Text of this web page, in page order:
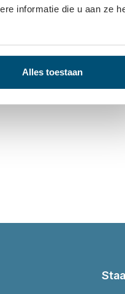
informatie die u aan ze
Alles toestaan